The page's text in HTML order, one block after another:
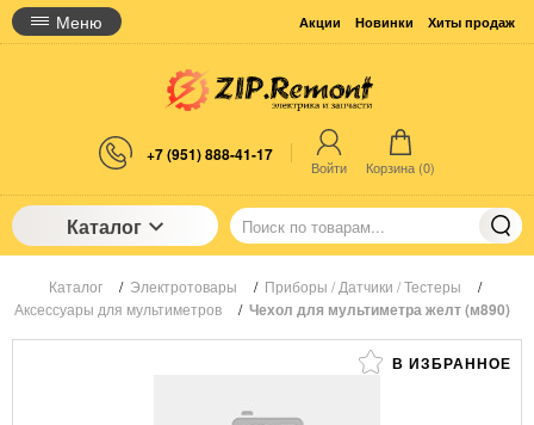
Меню Акции Новинки Хиты продаж
+7 (951) 888-41-17
Войти Корзина (0)
Каталог
Каталог / Электротовары / Приборы / Датчики / Тестеры
/
Аксессуары для мультиметров
/ Чехол для мультиметра желт (м890)
В ИЗБРАННОЕ